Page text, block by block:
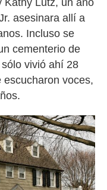
Kathy Lutz, un año
asesinara allí a
Incluso se
cementerio de
vivió ahí 28
voces,